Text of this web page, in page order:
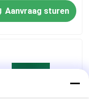
Aanvraag sturen